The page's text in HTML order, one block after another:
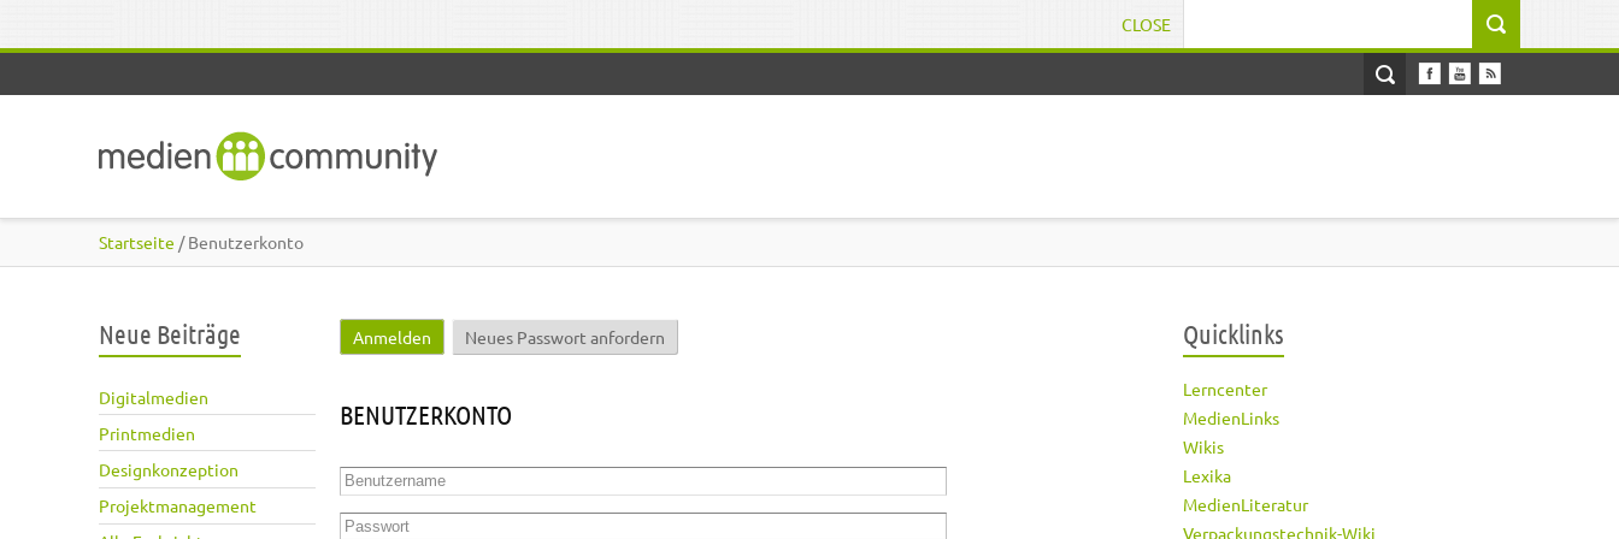
CLOSE
Startseite / Benutzerkonto
Neue Beiträge
Digitalmedien
Printmedien
Designkonzeption
Projektmanagement
Haupt-Reiter
Anmelden (aktiver Reiter)
Neues Passwort anfordern
BENUTZERKONTO
Benutzername
Passwort
Quicklinks
Lerncenter
MedienLinks
Wikis
Lexika
MedienLiteratur
Verpackungstechnik-Wiki